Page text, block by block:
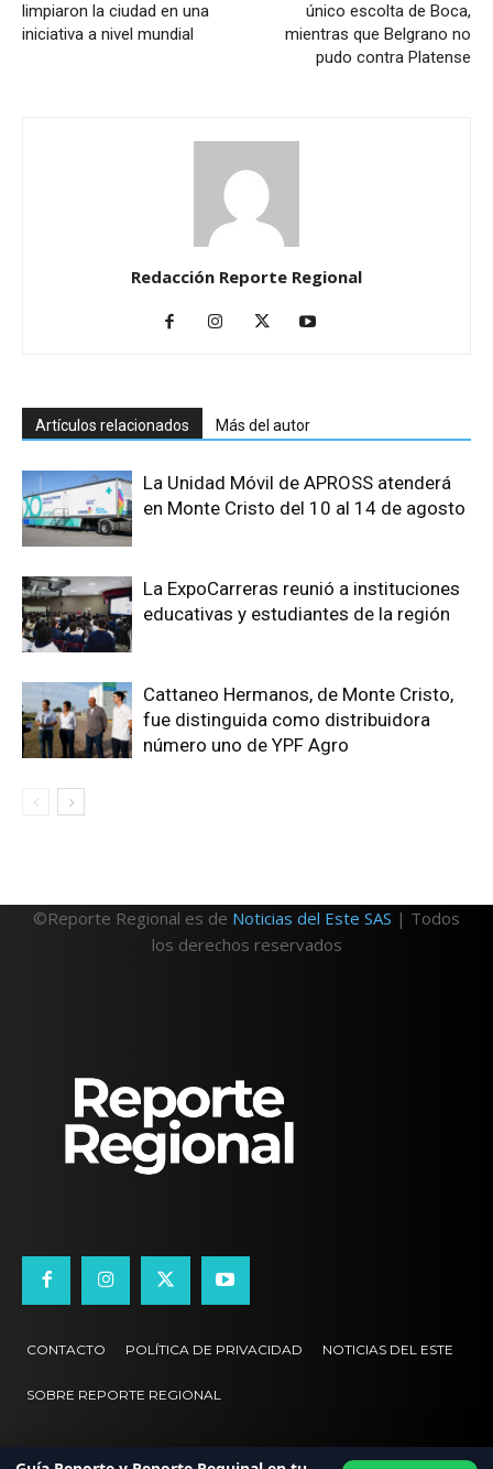
limpiaron la ciudad en una
iniciativa a nivel mundial
único escolta de Boca,
mientras que Belgrano no
pudo contra Platense
Redacción Reporte Regional
Artículos relacionados Más del autor
La Unidad Móvil de APROSS atenderá
en Monte Cristo del 10 al 14 de agosto
La ExpoCarreras reunió a instituciones
educativas y estudiantes de la región
Cattaneo Hermanos, de Monte Cristo,
fue distinguida como distribuidora
número uno de YPF Agro
©Reporte Regional es de Noticias del Este SAS | Todos
los derechos reservados
CONTACTO POLÍTICA DE PRIVACIDAD NOTICIAS DEL ESTE
SOBRE REPORTE REGIONAL